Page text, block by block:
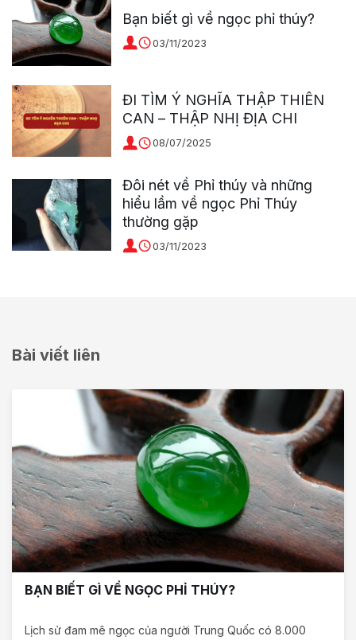
Bạn biết gì về ngọc phỉ thúy?
03/11/2023
ĐI TÌM Ý NGHĨA THẬP THIÊN
CAN – THẬP NHỊ ĐỊA CHI
08/07/2025
Đôi nét về Phỉ thúy và những
hiểu lầm về ngọc Phỉ Thúy
thường gặp
03/11/2023
Bài viết liên
BẠN BIẾT GÌ VỀ NGỌC PHỈ THÚY?
Lịch sử đam mê ngọc của người Trung Quốc có 8.000